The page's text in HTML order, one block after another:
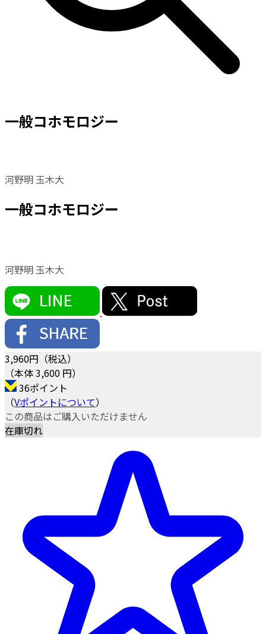
一般コホモロジー
河野明 玉木大
一般コホモロジー
河野明 玉木大
3,960円（税込）
（本体 3,600 円）
36ポイント
（Vポイントについて）
この商品はご購入いただけません
在庫切れ